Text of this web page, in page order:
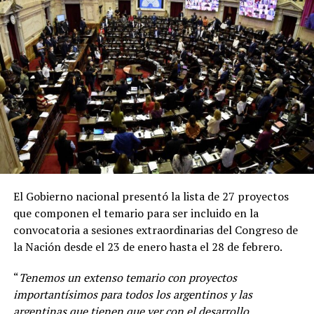
disponible lo antes posible. Todas las vacunas son
seguras, eficaces”, remarcó Vizzotti en una conferencia
de prensa desde Casa Rosada.
El Gobierno nacional presentó la lista de 27 proyectos
que componen el temario para ser incluido en la
convocatoria a sesiones extraordinarias del Congreso de
la Nación desde el 23 de enero hasta el 28 de febrero.
“Tenemos un extenso temario con proyectos
importantísimos para todos los argentinos y las